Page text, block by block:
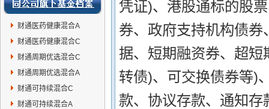
财通医药健康混合A
财通医药健康混合C
财通周期优选混合C
财通周期优选混合A
财通可持续混合C
财通可持续混合A
凭证)、港股通标的股
券、政府支持机构债
据、短期融资券、超
转债)、可交换债券等)
款、协议存款、通知